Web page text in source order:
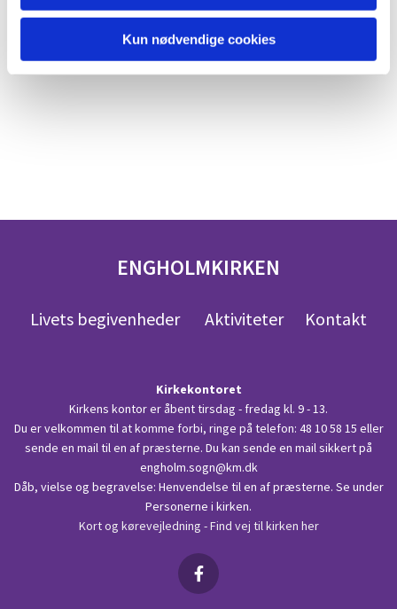
Kun nødvendige cookies
ENGHOLMKIRKEN
Livets begivenheder Aktiviteter Kontakt
Kirkekontoret
Kirkens kontor er åbent tirsdag - fredag kl. 9 - 13.
Du er velkommen til at komme forbi, ringe på telefon: 48 10 58 15 eller
sende en mail til en af præsterne. Du kan sende en mail sikkert på
engholm.sogn@km.dk
Dåb, vielse og begravelse: Henvendelse til en af præsterne. Se under
Personerne i kirken.
Kort og kørevejledning - Find vej til kirken her